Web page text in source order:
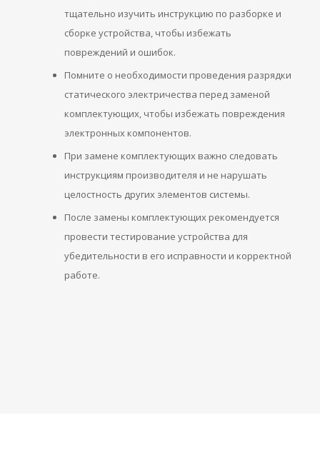
тщательно изучить инструкцию по разборке и
сборке устройства, чтобы избежать
повреждений и ошибок.
Помните о необходимости проведения разрядки
статического электричества перед заменой
комплектующих, чтобы избежать повреждения
электронных компонентов.
При замене комплектующих важно следовать
инструкциям производителя и не нарушать
целостность других элементов системы.
После замены комплектующих рекомендуется
провести тестирование устройства для
убедительности в его исправности и корректной
работе.